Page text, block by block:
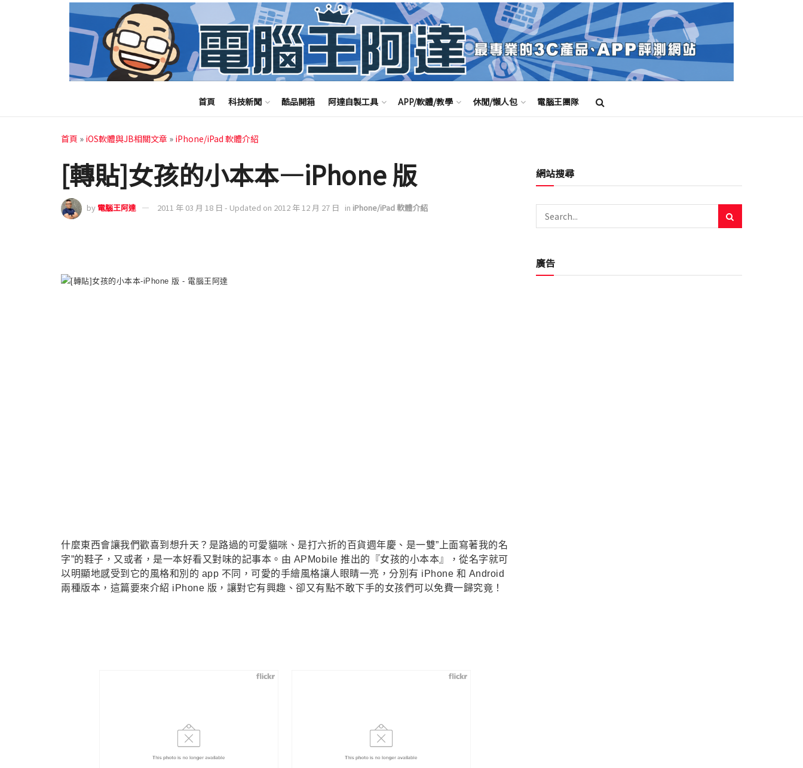
首頁 科技新聞 酷品開箱 阿達自製工具 APP/軟體/教學 休閒/懶人包 電腦王團隊
首頁 » iOS軟體與JB相關文章 » iPhone/iPad 軟體介紹
[轉貼]女孩的小本本—iPhone 版
by 電腦王阿達 2011 年 03 月 18 日 - Updated on 2012 年 12 月 27 日 in iPhone/iPad 軟體介紹
什麼東西會讓我們歡喜到想升天？是路過的可愛貓咪、是打六折的百貨週年慶、是一雙”上面寫著我的名
字”的鞋子，又或者，是一本好看又對味的記事本。由 APMobile 推出的『女孩的小本本』，從名字就可
以明顯地感受到它的風格和別的 app 不同，可愛的手繪風格讓人眼睛一亮，分別有 iPhone 和 Android
兩種版本，這篇要來介紹 iPhone 版，讓對它有興趣、卻又有點不敢下手的女孩們可以免費一歸究竟！
網站搜尋
廣告